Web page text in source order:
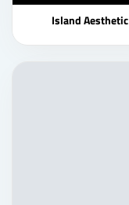
Island Aesthetic